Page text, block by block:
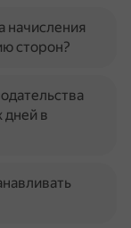
начисления
сторон?
дней в